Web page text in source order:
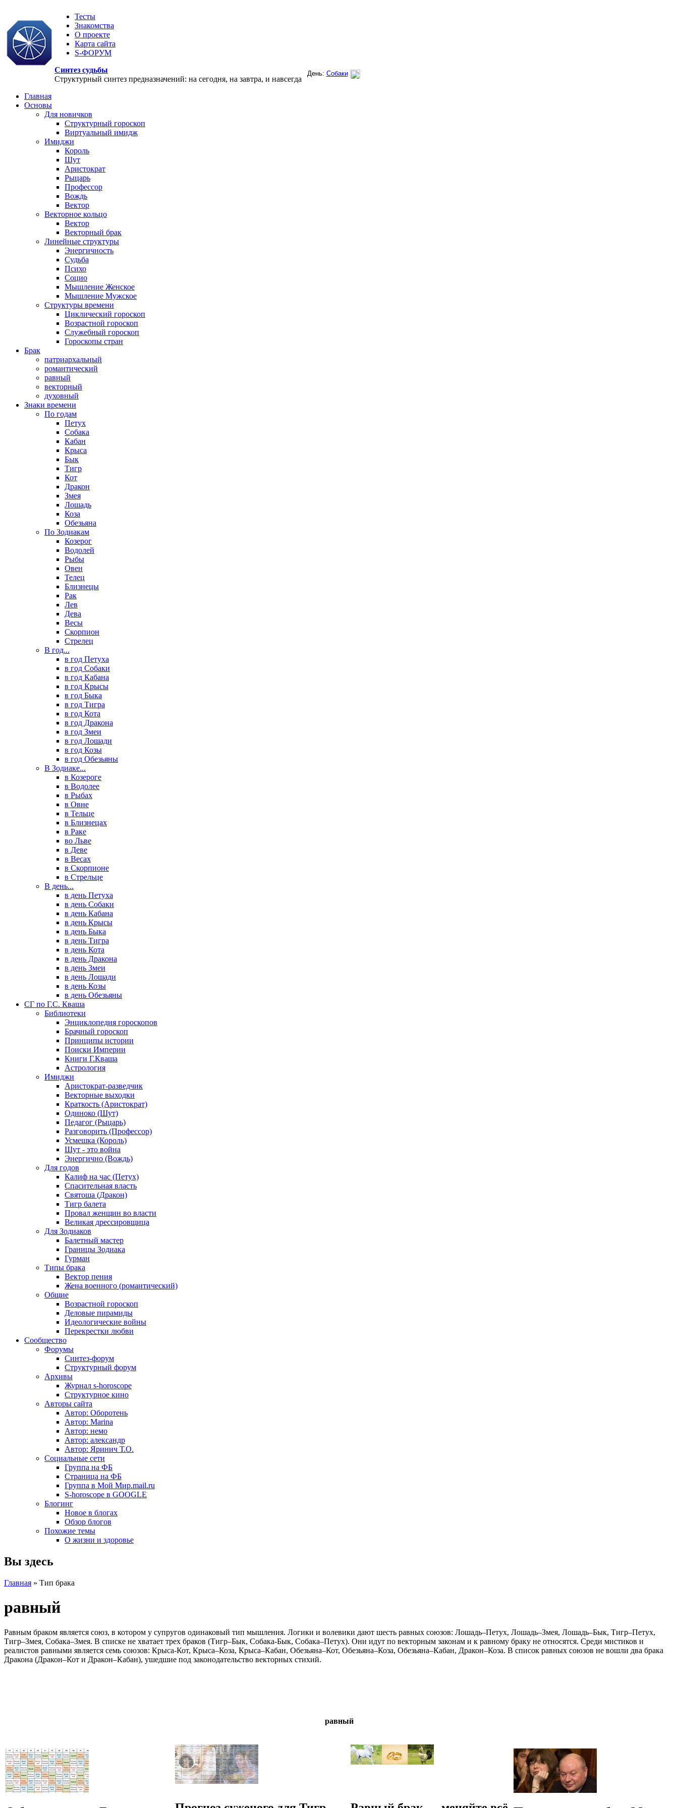
Тесты
Знакомства
О проекте
Карта сайта
S-ФОРУМ
Синтез судьбы
Структурный синтез предназначений: на сегодня, на завтра, и навсегда
Главная
Основы
Для новичков
Структурный гороскоп
Виртуальный имидж
Имиджи
Король
Шут
Аристократ
Рыцарь
Профессор
Вождь
Вектор
Векторное кольцо
Вектор
Векторный брак
Линейные структуры
Энергичность
Судьба
Психо
Социо
Мышление Женское
Мышление Мужское
Структуры времени
Циклический гороскоп
Возрастной гороскоп
Служебный гороскоп
Гороскопы стран
Брак
патриархальный
романтический
равный
векторный
духовный
Знаки времени
По годам
Петух
Собака
Кабан
Крыса
Бык
Тигр
Кот
Дракон
Змея
Лошадь
Коза
Обезьяна
По Зодиакам
Козерог
Водолей
Рыбы
Овен
Телец
Близнецы
Рак
Лев
Дева
Весы
Скорпион
Стрелец
В год...
в год Петуха
в год Собаки
в год Кабана
в год Крысы
в год Быка
в год Тигра
в год Кота
в год Дракона
в год Змеи
в год Лошади
в год Козы
в год Обезьяны
В Зодиаке...
в Козероге
в Водолее
в Рыбах
в Овне
в Тельце
в Близнецах
в Раке
во Льве
в Деве
в Весах
в Скорпионе
в Стрельце
В день...
в день Петуха
в день Собаки
в день Кабана
в день Крысы
в день Быка
в день Тигра
в день Кота
в день Дракона
в день Змеи
в день Лошади
в день Козы
в день Обезьяны
СГ по Г.С. Кваша
Библиотеки
Энциклопедия гороскопов
Брачный гороскоп
Принципы истории
Поиски Империи
Книги Г.Кваша
Астрология
Имиджи
Аристократ-разведчик
Векторные выходки
Краткость (Аристократ)
Одиноко (Шут)
Педагог (Рыцарь)
Разговорить (Профессор)
Усмешка (Король)
Шут - это война
Энергично (Вождь)
Для годов
Калиф на час (Петух)
Спасительная власть
Святоша (Дракон)
Тигр балета
Провал женщин во власти
Великая дрессировщица
Для Зодиаков
Балетный мастер
Границы Зодиака
Гурман
Типы брака
Вектор пения
Жена военного (романтический)
Общие
Возрастной гороскоп
Деловые пирамиды
Идеологические войны
Перекрестки любви
Сообщество
Форумы
Синтез-форум
Структурный форум
Архивы
Журнал s-horoscope
Структурное кино
Авторы сайта
Автор: Оборотень
Автор: Marina
Автор: немo
Автор: александр
Автор: Яринич Т.О.
Социальные сети
Группа на ФБ
Страница на ФБ
Группа в Мой Мир.mail.ru
S-horoscope в GOOGLE
Блогинг
Новое в блогах
Обзор блогов
Похожие темы
О жизни и здоровье
Вы здесь
Главная » Тип брака
равный
Равным браком является союз, в котором у супругов одинаковый тип мышления. Логики и волевики дают шесть равных союзов: Лошадь–Петух, Лошадь–Змея, Лошадь–Бык, Тигр–Петух,
Тигр–Змея, Собака–Змея. В списке не хватает трех браков (Тигр–Бык, Собака-Бык, Собака–Петух). Они идут по векторным законам и к равному браку не относятся. Среди мистиков и
реалистов равными является семь союзов: Крыса-Кот, Крыса–Коза, Крыса–Кабан, Обезьяна–Кот, Обезьяна–Коза, Обезьяна–Кабан, Дракон–Коза. В список равных союзов не вошли два брака
Дракона (Дракон–Кот и Дракон–Кабан), ушедшие под законодательство векторных стихий.
равный